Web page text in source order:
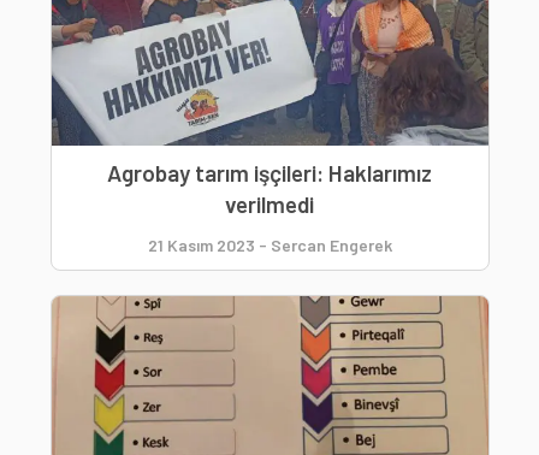
Agrobay tarım işçileri: Haklarımız
verilmedi
21 Kasım 2023 - Sercan Engerek